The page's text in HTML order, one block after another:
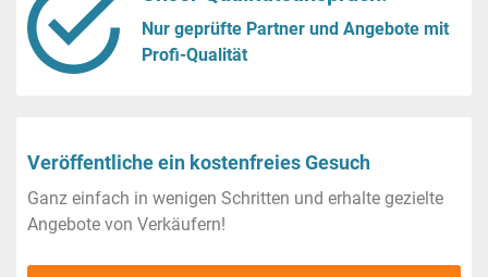
Nur geprüfte Partner und Angebote mit
Profi-Qualität
Veröffentliche ein kostenfreies Gesuch
Ganz einfach in wenigen Schritten und erhalte gezielte
Angebote von Verkäufern!